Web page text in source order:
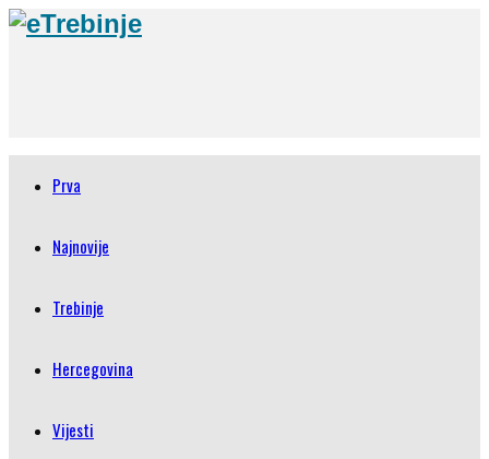
Prva
Najnovije
Trebinje
Hercegovina
Vijesti